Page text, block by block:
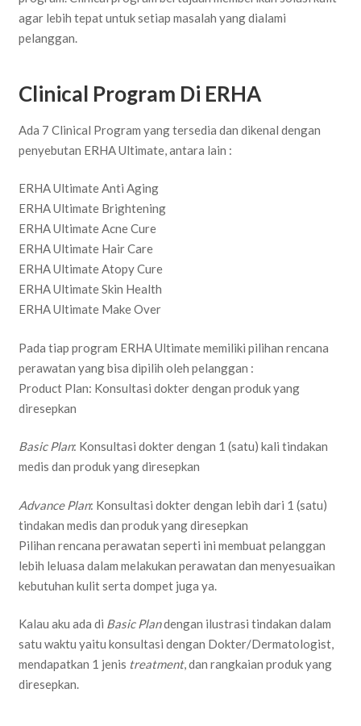
agar lebih tepat untuk setiap masalah yang dialami
pelanggan.
Clinical Program Di ERHA
Ada 7 Clinical Program yang tersedia dan dikenal dengan
penyebutan ERHA Ultimate, antara lain :
ERHA Ultimate Anti Aging
ERHA Ultimate Brightening
ERHA Ultimate Acne Cure
ERHA Ultimate Hair Care
ERHA Ultimate Atopy Cure
ERHA Ultimate Skin Health
ERHA Ultimate Make Over
Pada tiap program ERHA Ultimate memiliki pilihan rencana
perawatan yang bisa dipilih oleh pelanggan :
Product Plan: Konsultasi dokter dengan produk yang
diresepkan
Basic Plan: Konsultasi dokter dengan 1 (satu) kali tindakan
medis dan produk yang diresepkan
Advance Plan: Konsultasi dokter dengan lebih dari 1 (satu)
tindakan medis dan produk yang diresepkan
Pilihan rencana perawatan seperti ini membuat pelanggan
lebih leluasa dalam melakukan perawatan dan menyesuaikan
kebutuhan kulit serta dompet juga ya.
Kalau aku ada di Basic Plandengan ilustrasi tindakan dalam
satu waktu yaitu konsultasi dengan Dokter/Dermatologist,
mendapatkan 1 jenis treatment, dan rangkaian produk yang
diresepkan.